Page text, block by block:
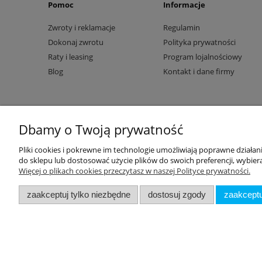
Pomoc
Zwroty i reklamacje
Dokonaj zwrotu
Raty i leasing
Blog
Informacje
Regulamin
Polityka prywatności
Program lojalnościowy
Kontakt i dane firmy
Dbamy o Twoją prywatność
Pliki cookies i pokrewne im technologie umożliwiają poprawne
do sklepu lub dostosować użycie plików do swoich preferencji,
Więcej o plikach cookies przeczytasz w naszej Polityce prywatności.
zaakceptuj tylko niezbędne dostosuj zgody